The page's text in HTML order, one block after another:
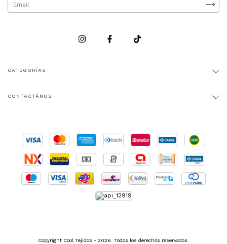
CATEGORÍAS
CONTACTÁNOS
Copyright Cool Tejidos - 2026. Todos los derechos reservados.